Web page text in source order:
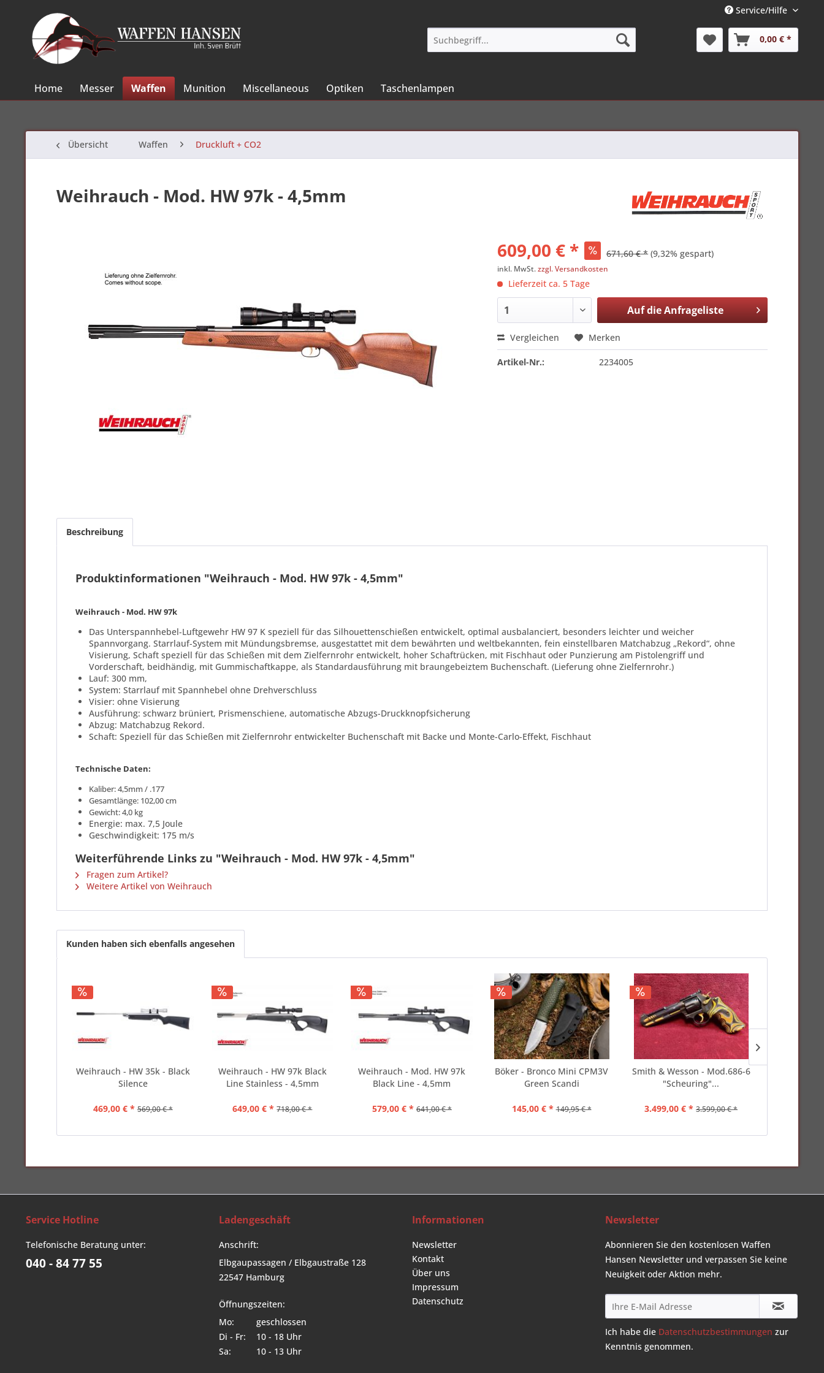
Service/Hilfe
0,00 € *
Home Messer Waffen Munition Miscellaneous Optiken Taschenlampen
Übersicht Waffen Druckluft + CO2
Weihrauch - Mod. HW 97k - 4,5mm
609,00 € * 671,60 € * (9,32% gespart)
inkl. MwSt.zzgl. Versandkosten
Lieferzeit ca. 5 Tage
Auf dieAnfrageliste
Vergleichen Merken
Artikel-Nr.: 2234005
Beschreibung
Produktinformationen "Weihrauch - Mod. HW 97k - 4,5mm"
Weihrauch - Mod. HW 97k
Das Unterspannhebel-Luftgewehr HW 97 K speziell für das Silhouettenschießen entwickelt, optimal ausbalanciert, besonders leichter und weicher
Spannvorgang. Starrlauf-System mit Mündungsbremse, ausgestattet mit dem bewährten und weltbekannten, fein einstellbaren Matchabzug „Rekord“, ohne
Visierung, Schaft speziell für das Schießen mit dem Zielfernrohr entwickelt, hoher Schaftrücken, mit Fischhaut oder Punzierung am Pistolengriff und
Vorderschaft, beidhändig, mit Gummischaftkappe, als Standardausführung mit braungebeiztem Buchenschaft. (Lieferung ohne Zielfernrohr.)
Lauf: 300 mm,
System: Starrlauf mit ­Spannhebel ohne Drehverschluss
­Visier: ohne Visierung
Ausführung: schwarz brüniert, Prismenschiene, automatische ­Abzugs-Druck­knopfsicherung
Abzug: Matchabzug ­Rekord.
Schaft: Speziell für das Schießen mit Zielfernrohr entwickelter Buchenschaft mit Backe und Monte-Carlo-Effekt, Fischhaut
Technische Daten:
Kaliber: 4,5mm / .177
Gesamtlänge: 102,00 cm
Gewicht: 4,0 kg
Energie: max. 7,5 Joule
Geschwindigkeit: 175 m/s
Weiterführende Links zu "Weihrauch - Mod. HW 97k - 4,5mm"
Fragen zum Artikel?
Weitere Artikel von Weihrauch
Kunden haben sich ebenfalls angesehen
Weihrauch - HW 35k - Black
Silence
469,00 € * 569,00 € *
Weihrauch - HW 97k Black
Line Stainless - 4,5mm
649,00 € * 718,00 € *
Weihrauch - Mod. HW 97k
Black Line - 4,5mm
579,00 € * 641,00 € *
Böker - Bronco Mini CPM3V
Green Scandi
145,00 € * 149,95 € *
Smith & Wesson - Mod.686-6
"Scheuring"...
3.499,00 € * 3.599,00 € *
Service Hotline
Telefonische Beratung unter:
040 - 84 77 55
Ladengeschäft
Anschrift:
Elbgaupassagen / Elbgaustraße 128
22547 Hamburg
Öffnungszeiten:
Mo:
geschlossen
Di - Fr:
10 - 18 Uhr
Sa:
10 - 13 Uhr
Informationen
Newsletter
Kontakt
Über uns
Impressum
Datenschutz
Newsletter
Abonnieren Sie den kostenlosen Waffen
Hansen Newsletter und verpassen Sie keine
Neuigkeit oder Aktion mehr.
Ich habe die Datenschutzbestimmungen zur
Kenntnis genommen.